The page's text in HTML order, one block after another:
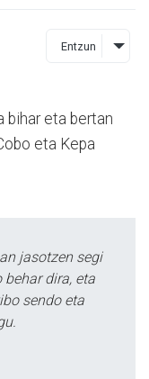
Entzun
bihar eta bertan
eta Kepa
jasotzen segi
dira, eta
sendo eta